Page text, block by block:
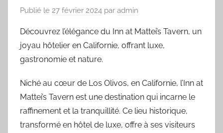
Publié le 27 février 2024 par admin
Découvrez l’élégance du Inn at Mattei’s Tavern, un
joyau hôtelier en Californie, offrant luxe,
gastronomie et nature.
Niché au cœur de Los Olivos, en Californie, l’Inn at
Mattei’s Tavern est une destination qui incarne le
raffinement et la tranquillité. Ce lieu historique,
transformé en hôtel de luxe, offre à ses visiteurs